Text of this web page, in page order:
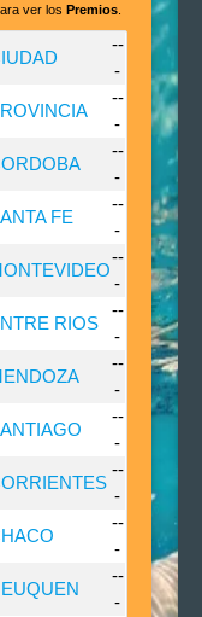
ver los Premios.
--
-
--
-
--
-
FE
--
-
--
-
RIOS
--
-
--
-
--
-
--
-
--
-
--
-